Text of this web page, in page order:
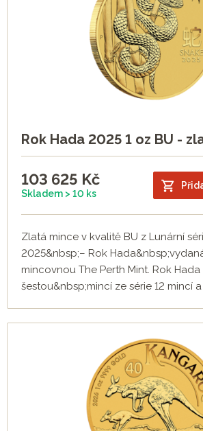
Rok Hada 2025 1 oz BU -
103 625 Kč
Skladem > 10 ks
Zlatá mince v kvalitě BU z Lunární
2025&nbsp;– Rok
mincovnou The Perth Mint. Rok
šestou&nbsp;mincí ze série 12 mincí